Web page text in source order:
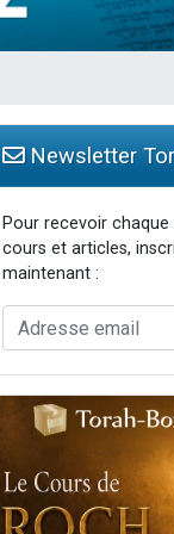
Newsletter
Pour recevoir
cours et articles,
maintenant :